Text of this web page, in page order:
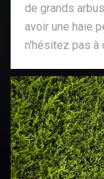
de grands
avoir une haie
n'hésitez pas à